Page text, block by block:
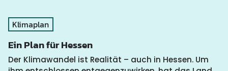
Klimaplan
Ein Plan für Hessen
Der Klimawandel ist Realität – auch in Hessen. Um